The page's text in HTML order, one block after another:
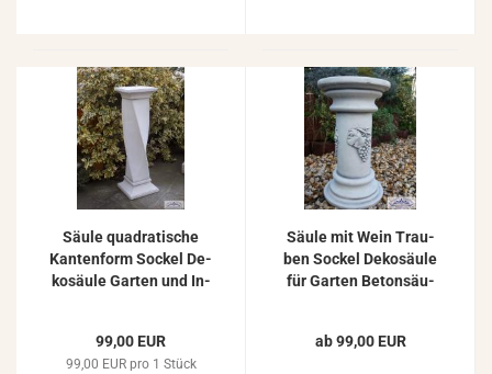
Säule qua­dra­ti­sche
Kan­ten­form So­ckel De­
ko­säu­le Gar­ten und In­
99,00 EUR
99,00 EUR pro 1 Stück
Säule mit Wein Trau­
ben So­ckel De­ko­säu­le
für Gar­ten Be­ton­säu­
ab 99,00 EUR